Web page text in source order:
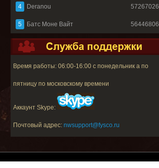
4 Deranou 57267026
5 Батс Моне Вайт 56446806
Время работы: 06:00-16:00 с понедельник а по
пятницу по московскому времени
Аккаунт Skype:
Почтовый адрес: nwsupport@fysco.ru